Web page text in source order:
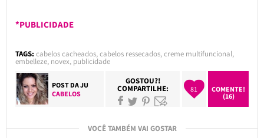
*PUBLICIDADE
TAGS: cabelos cacheados,cabelos ressecados,creme multifuncional,
embelleze, novex, publicidade
POST DAJU
CABELOS
GOSTOU?!
COMPARTILHE: 81
COMENTE!
(16)
VOCÊ TAMBÉM VAI GOSTAR